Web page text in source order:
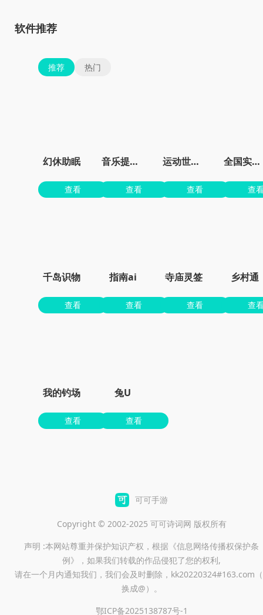
软件推荐
推荐 热门
幻休助眠
查看
音乐提取精灵app最新版
查看
运动世界校园官方
查看
全国实况摄像头
查
千岛识物
查看
指南ai
查看
寺庙灵签
查看
乡村通
查
我的钓场
查看
兔U
查看
可可手游
Copyright © 2002-2025 可可诗词网 版权所有
声明 :本网站尊重并保护知识产权，根据《信息网络传播权保护条
例》，如果我们转载的作品侵犯了您的权利,
请在一个月内通知我们，我们会及时删除，kk20220324#163.com
换成@）。
鄂ICP备2025138787号-1